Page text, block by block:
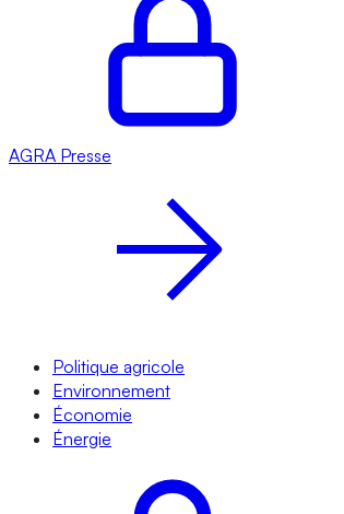
AGRA Presse
Politique agricole
Environnement
Économie
Énergie